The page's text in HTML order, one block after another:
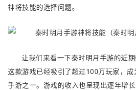
神将技能的选择问题。
让我们来看一下秦时明月手游的近期
这款游戏已经吸引了超过100万玩家，
手游之一。游戏的收入也呈现出逐年增